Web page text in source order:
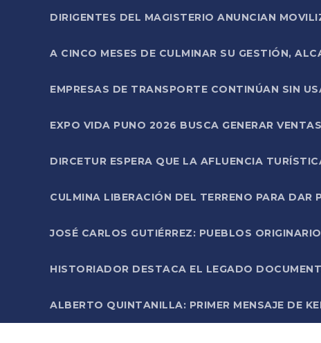
DIRIGENTES DEL MAGISTERIO ANUNCIAN
A CINCO MESES DE CULMINAR SU GESTIÓN,
EMPRESAS DE TRANSPORTE CONTINÚAN SIN
EXPO VIDA PUNO 2026 BUSCA GENERAR
DIRCETUR ESPERA QUE LA AFLUENCIA
CULMINA LIBERACIÓN DEL TERRENO PARA
JOSÉ CARLOS GUTIÉRREZ: PUEBLOS
HISTORIADOR DESTACA EL LEGADO
ALBERTO QUINTANILLA: PRIMER MENSAJE DE